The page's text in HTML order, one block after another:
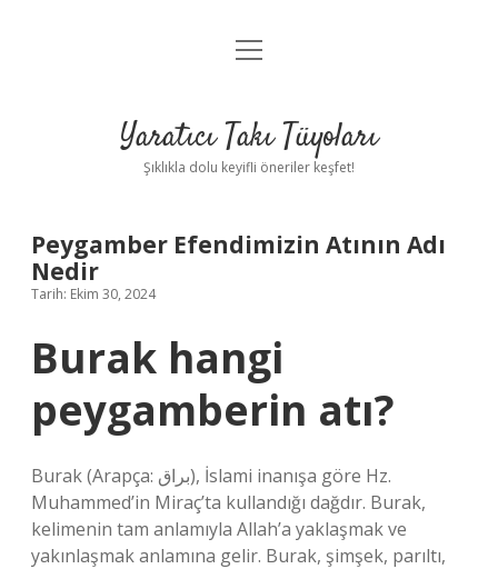
Anasayfa
Yasal Uyarı
menüyü
Yaratıcı Takı Tüyoları
Şıklıkla dolu keyifli öneriler keşfet!
Peygamber Efendimizin Atının Adı
Nedir
Tarih: Ekim 30, 2024
Burak hangi
peygamberin atı?
Burak (Arapça: براق), İslami inanışa göre Hz.
Muhammed’in Miraç’ta kullandığı dağdır. Burak,
kelimenin tam anlamıyla Allah’a yaklaşmak ve
yakınlaşmak anlamına gelir. Burak, şimşek, parıltı,